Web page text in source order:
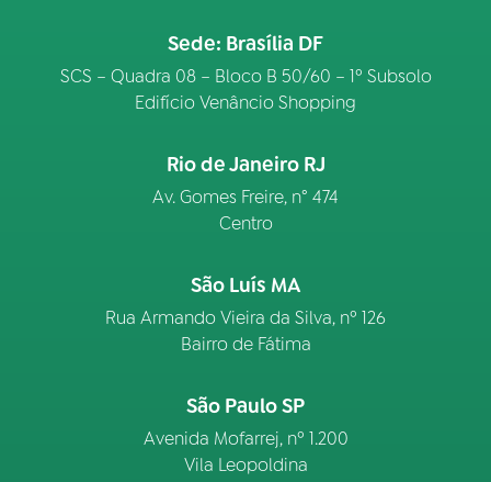
Sede: Brasília DF
SCS – Quadra 08 – Bloco B 50/60 – 1º Subsolo
Edifício Venâncio Shopping
Rio de Janeiro RJ
Av. Gomes Freire, n° 474
Centro
São Luís MA
Rua Armando Vieira da Silva, nº 126
Bairro de Fátima
São Paulo SP
Avenida Mofarrej, nº 1.200
Vila Leopoldina